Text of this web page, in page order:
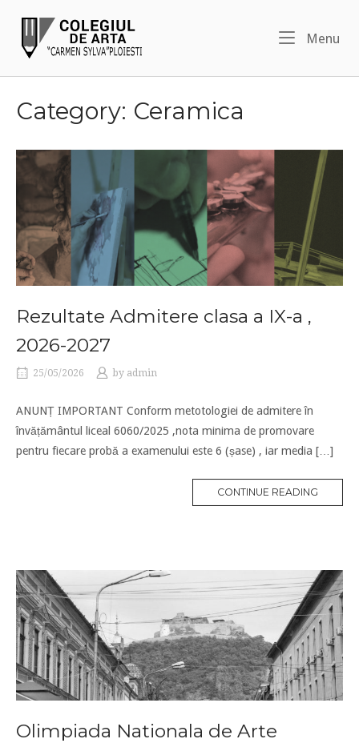
content
Menu
Category: Ceramica
Rezultate Admitere clasa a IX-a ,
2026-2027
25/05/2026 by admin
ANUNȚ IMPORTANT Conform metotologiei de admitere în
învățământul liceal 6060/2025 ,nota minima de promovare
pentru fiecare probă a examenului este 6 (șase) , iar media […]
CONTINUE READING
Olimpiada Nationala de Arte